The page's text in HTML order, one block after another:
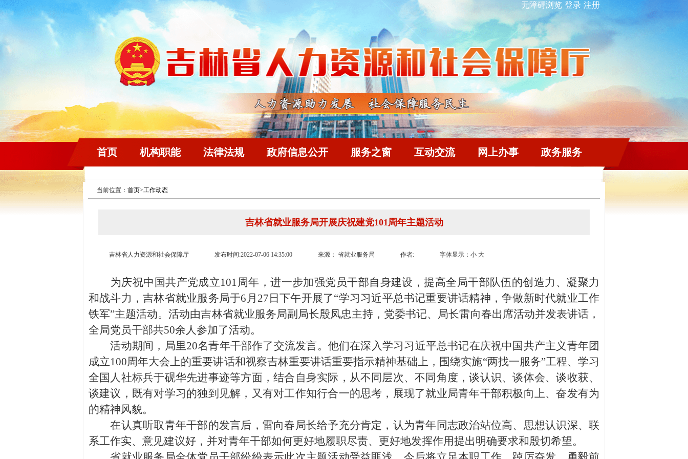
无障碍浏览 登录 注册
首页 机构职能 法律法规 政府信息公开 服务之窗 互动交流 网上办事 政务服务
当前位置： 首页>工作动态
吉林省就业服务局开展庆祝建党101周年主题活动
吉林省人力资源和社会保障厅 发布时间:2022-07-06 14:35:00 来源： 省就业服务局 作者: 字体显示： 小 大
为庆祝中国共产党成立101周年，进一步加强党员干部自身建设，提高全局干部队伍的创造力、凝聚力
和战斗力，吉林省就业服务局于6月27日下午开展了“学习习近平总书记重要讲话精神，争做新时代就业工作
铁军”主题活动。活动由吉林省就业服务局副局长殷凤忠主持，党委书记、局长雷向春出席活动并发表讲话，
全局党员干部共50余人参加了活动。
活动期间，局里20名青年干部作了交流发言。他们在深入学习习近平总书记在庆祝中国共产主义青年团
成立100周年大会上的重要讲话和视察吉林重要讲话重要指示精神基础上，围绕实施“两找一服务”工程、学习
全国人社标兵于砚华先进事迹等方面，结合自身实际，从不同层次、不同角度，谈认识、谈体会、谈收获、
谈建议，既有对学习的独到见解，又有对工作知行合一的思考，展现了就业局青年干部积极向上、奋发有为
的精神风貌。
在认真听取青年干部的发言后，雷向春局长给予充分肯定，认为青年同志政治站位高、思想认识深、联
系工作实、意见建议好，并对青年干部如何更好地履职尽责、更好地发挥作用提出明确要求和殷切希望。